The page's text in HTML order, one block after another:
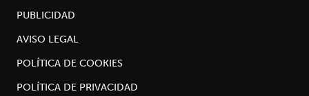
PUBLICIDAD
AVISO LEGAL
POLÍTICA DE COOKIES
POLÍTICA DE PRIVACIDAD